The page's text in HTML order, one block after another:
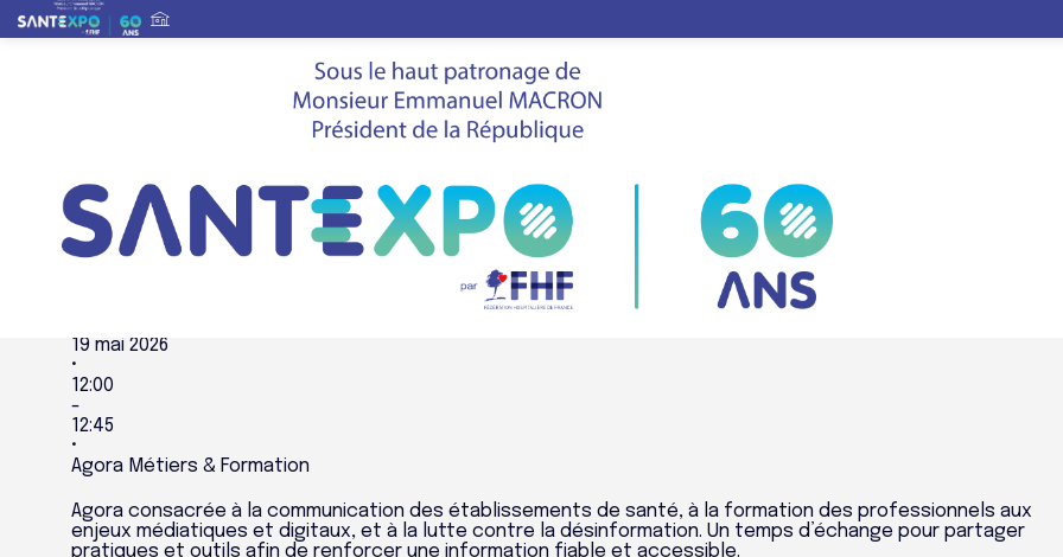
Ressources humaines
LES ÉTABLISSEMENTS À L'ASSAUT
DES RÉSEAUX SOCIAUX
19 mai 2026
•
12:00
-
12:45
•
Agora Métiers & Formation
Agora consacrée à la communication des établissements de santé, à la formation des professionnels aux
enjeux médiatiques et digitaux, et à la lutte contre la désinformation. Un temps d’échange pour partager
pratiques et outils afin de renforcer une information fiable et accessible.